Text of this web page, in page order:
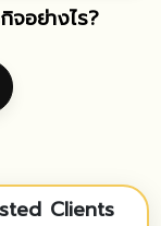
จอย่างไร?
Clients